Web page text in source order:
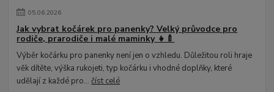
05.06.2026
Jak vybrat kočárek pro panenky? Velký průvodce pro
rodiče, prarodiče i malé maminky 👧🍼
Výběr kočárku pro panenky není jen o vzhledu. Důležitou roli hraje
věk dítěte, výška rukojeti, typ kočárku i vhodné doplňky, které
udělají z každé pro...číst celé